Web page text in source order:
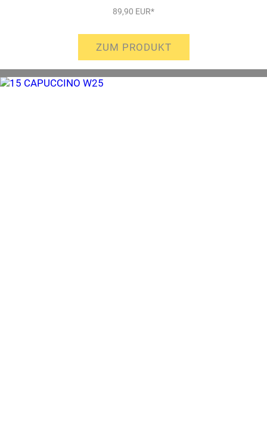
89,90 EUR*
ZUM PRODUKT